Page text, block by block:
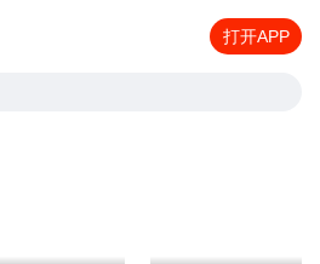
打开APP